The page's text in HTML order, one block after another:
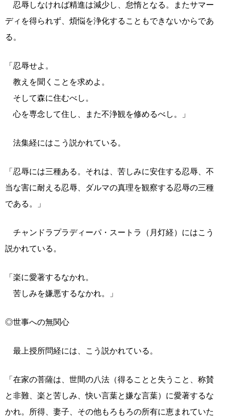
忍辱しなければ精進は減少し、怠惰となる。またサマー
ディを得られず、煩悩を浄化することもできないからであ
る。
「忍辱せよ。
教えを聞くことを求めよ。
そして森に住むべし。
心を専念して住し、また不浄観を修めるべし。」
法集経にはこう説かれている。
「忍辱には三種ある。それは、苦しみに安住する忍辱、不
当な害に耐える忍辱、ダルマの真理を観察する忍辱の三種
である。」
チャンドラプラディーパ・スートラ（月灯経）にはこう
説かれている。
「楽に愛著するなかれ。
苦しみを嫌悪するなかれ。」
◎世事への無関心
最上授所問経には、こう説かれている。
「在家の菩薩は、世間の八法（得ることと失うこと、称賛
と非難、楽と苦しみ、快い言葉と嫌な言葉）に愛著するな
かれ。所得、妻子、その他もろもろの所有に恵まれていた